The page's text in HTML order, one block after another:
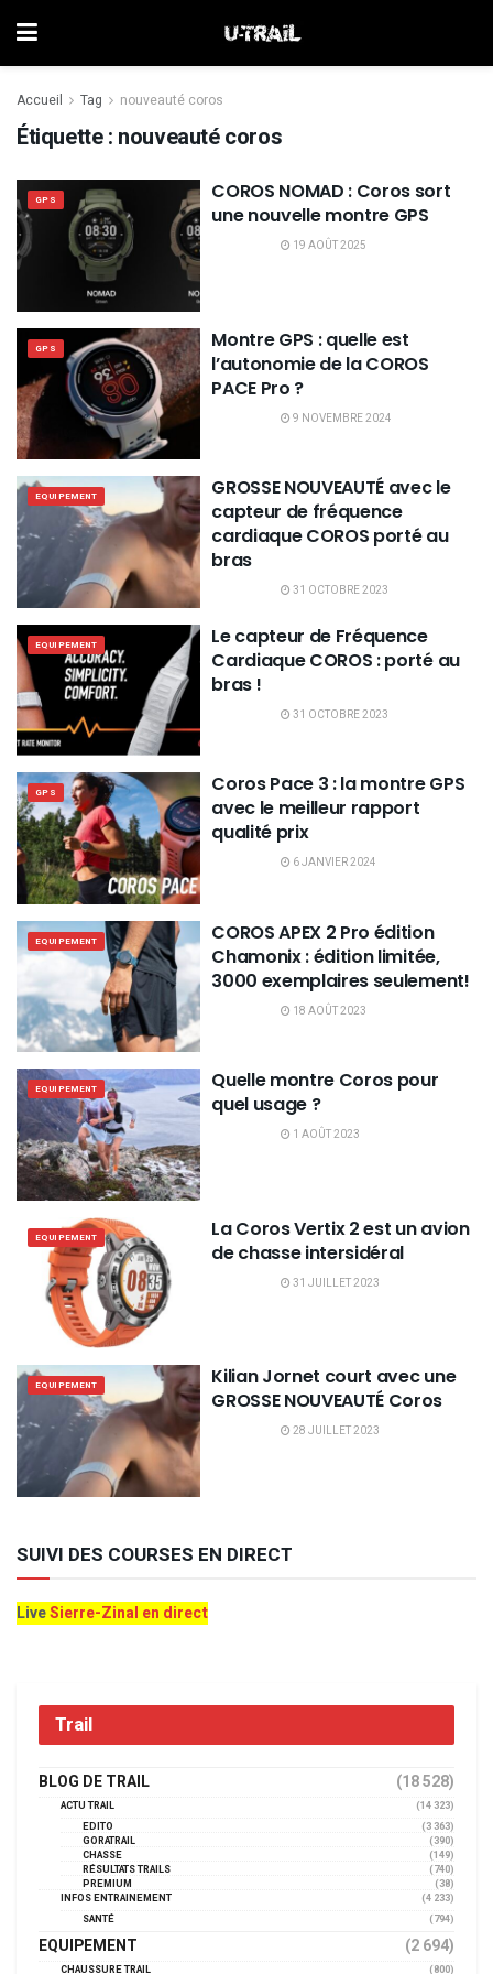
Accueil Tag nouveauté coros
Étiquette : nouveauté coros
GPS
COROS NOMAD : Coros sort
une nouvelle montre GPS
19 AOÛT 2025
GPS
Montre GPS : quelle est
l’autonomie de la COROS
PACE Pro ?
9 NOVEMBRE 2024
EQUIPEMENT
GROSSE NOUVEAUTÉ avec le
capteur de fréquence
cardiaque COROS porté au
bras
31 OCTOBRE 2023
EQUIPEMENT
Le capteur de Fréquence
Cardiaque COROS : porté au
bras !
31 OCTOBRE 2023
GPS
Coros Pace 3 : la montre GPS
avec le meilleur rapport
qualité prix
6 JANVIER 2024
EQUIPEMENT
COROS APEX 2 Pro édition
Chamonix : édition limitée,
3000 exemplaires seulement!
18 AOÛT 2023
EQUIPEMENT
Quelle montre Coros pour
quel usage ?
1 AOÛT 2023
EQUIPEMENT
La Coros Vertix 2 est un avion
de chasse intersidéral
31 JUILLET 2023
EQUIPEMENT
Kilian Jornet court avec une
GROSSE NOUVEAUTÉ Coros
28 JUILLET 2023
SUIVI DES COURSES EN DIRECT
LiveSierre-Zinal en direct
Trail
BLOG DE TRAIL (18 528)
ACTU TRAIL
(14 323)
EDITO
(3 363)
GORATRAIL
(390)
CHASSE
(149)
RÉSULTATS TRAILS
(740)
PREMIUM
(38)
INFOS ENTRAINEMENT
(4 233)
SANTÉ
(794)
EQUIPEMENT (2 694)
CHAUSSURE TRAIL (800)